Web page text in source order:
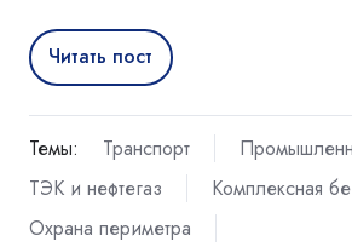
Читать пост
Темы: Транспорт
ТЭК и нефтегаз
Комплексная
Охрана периметра